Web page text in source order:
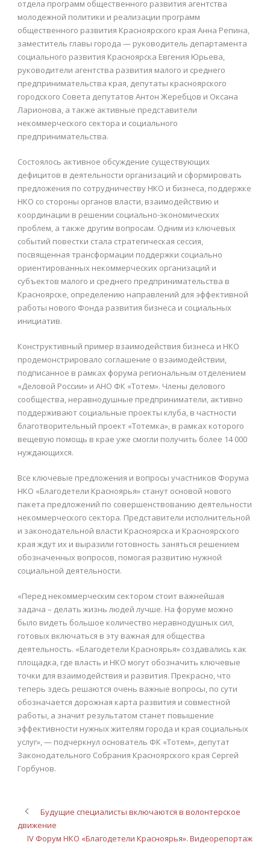
отдела программ общественного развития агентства
молодежной политики и реализации программ
общественного развития Красноярского края Анна Репина,
заместитель главы города — руководитель департамента
социального развития Красноярска Евгения Юрьева,
руководители агентства развития малого и среднего
предпринимательства края, депутаты красноярского
городского Совета депутатов Антон Жеребцов и Оксана
Ларионова, а также активные представители
некоммерческого сектора и социального
предпринимательства.
Состоялось активное обсуждение существующих
дефицитов в деятельности организаций и сформировать
предложения по сотрудничеству НКО и бизнеса, поддержке
НКО со стороны органов власти, взаимодействию и
координации в решении социально-экономических
проблем, а также другим вопросам. Одним из ключевых
событий повестки стала стратегическая сессия,
посвященная трансформации поддержки социально
ориентированных некоммерческих организаций и
субъектов малого и среднего предпринимательства в
Красноярске, определению направлений для эффективной
работы нового Фонда развития бизнеса и социальных
инициатив.
Конструктивный пример взаимодействия бизнеса и НКО
продемонстрировало соглашение о взаимодействии,
подписанное в рамках форума региональным отделением
«Деловой России» и АНО ФК «Тотем». Члены делового
сообщества, неравнодушные предприниматели, активно
поддерживают социальные проекты клуба, в частности
благотворительный проект «Тотемка», в рамках которого
вещевую помощь в крае уже смогли получить более 14 000
нуждающихся.
Все ключевые предложения и вопросы участников Форума
НКО «Благодетели Красноярья» станут основой нового
пакета предложений по совершенствованию деятельности
некоммерческого сектора. Представители исполнительной
и законодательной власти Красноярска и Красноярского
края ждут их и выразили готовность заняться решением
обозначенных вопросов, помогая развитию нужной
социальной деятельности.
«Перед некоммерческим сектором стоит важнейшая
задача – делать жизнь людей лучше. На форуме можно
было видеть большое количество неравнодушных сил,
готовых включаться в эту важная для общества
деятельность. «Благодетели Красноярья» создавались как
площадка, где власть и НКО могут обозначить ключевые
точки для взаимодействия и развития. Прекрасно, что
теперь здесь решаются очень важные вопросы, по сути
обозначается дорожная карта развития и совместной
работы, а значит результатом станет повышение
эффективности нужных жителям города и края социальных
услуг», — подчеркнул основатель ФК «Тотем», депутат
Законодательного Собрания Красноярского края Сергей
Горбунов.
Будущие специалисты включаются в волонтерское
движение
IV Форум НКО «Благодетели Красноярья». Видеорепортаж